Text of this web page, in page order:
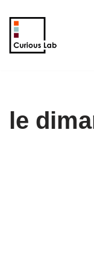
Aller
au
le